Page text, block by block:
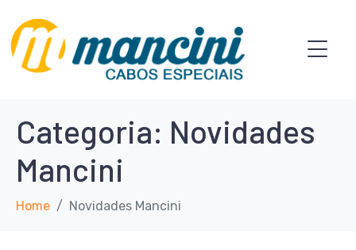
Categoria: Novidades
Mancini
Home Novidades Mancini